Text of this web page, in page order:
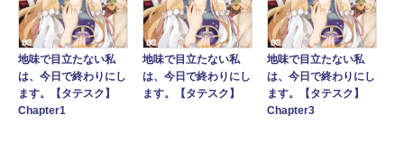
地味で目立たない私
は、今日で終わりにし
ます。【タテスク】
Chapter1
地味で目立たない私
は、今日で終わりにし
ます。【タテスク】
地味で目立たない私
は、今日で終わりにし
ます。【タテスク】
Chapter3